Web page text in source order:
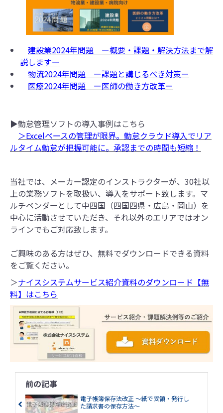
建設業2024年問題 ー概要・課題・解決方法まで解
説しますー
物流2024年問題 ー課題と講じるべき対策ー
医療2024年問題 ー医師の働き方改革ー
▶勤怠管理ソフトの導入事例はこちら
＞Excelベースの管理が限界。勤怠クラウド導入でリア
ルタイム勤怠が把握可能に。承認までの時間も短縮！
当社では、メーカー認定のインストラクターが、30社以
上の業務ソフトを取扱い、導入をサポート致します。マ
ルチベンダーとして中四国（四国四県・広島・岡山）を
中心に活動させていただき、それ以外のエリアではオン
ラインでもご対応致します。
ご興味のある方はぜひ、無料でダウンロードできる資料
をご覧ください。
＞ナイスシステムサービス紹介資料のダウンロード【無
料】はこちら
前の記事
電子帳簿保存法改正 ～紙で受領・発行し
た請求書の保存方法～